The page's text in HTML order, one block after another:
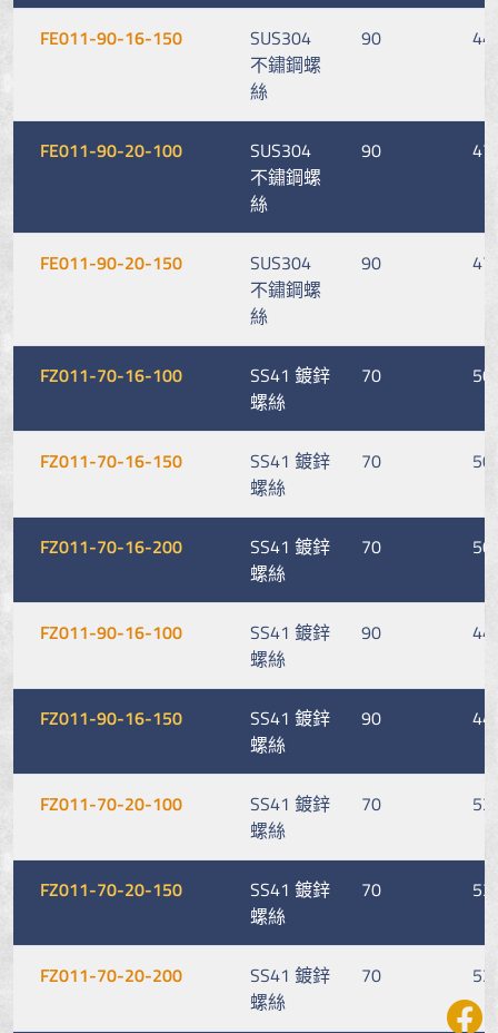
FE011-90-16-150
SUS304
不鏽鋼螺
絲
90 44
FE011-90-20-100
SUS304
不鏽鋼螺
絲
90 47
FE011-90-20-150
SUS304
不鏽鋼螺
絲
90 47
FZ011-70-16-100
SS41 鍍鋅
螺絲
70 50
FZ011-70-16-150
SS41 鍍鋅
螺絲
70 50
FZ011-70-16-200
SS41 鍍鋅
螺絲
70 50
FZ011-90-16-100
SS41 鍍鋅
螺絲
90 44
FZ011-90-16-150
SS41 鍍鋅
螺絲
90 44
FZ011-70-20-100
SS41 鍍鋅
螺絲
70 53
FZ011-70-20-150
SS41 鍍鋅
螺絲
70 53
FZ011-70-20-200
SS41 鍍鋅
螺絲
70 53